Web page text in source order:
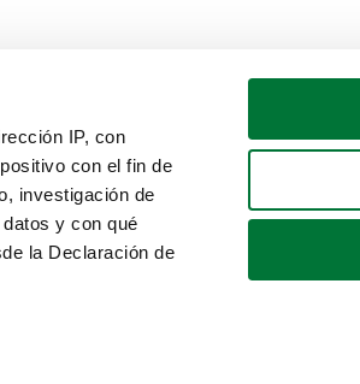
IP, con
con el fin de
investigación de
y con qué
la Declaración de